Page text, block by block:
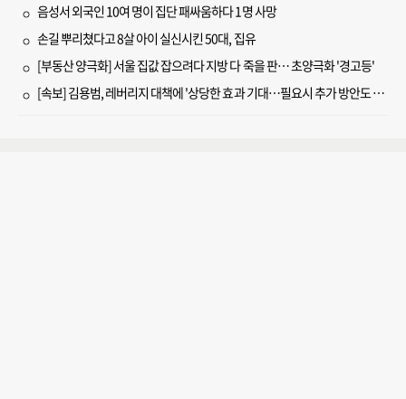
음성서 외국인 10여 명이 집단 패싸움하다 1명 사망
손길 뿌리쳤다고 8살 아이 실신시킨 50대, 집유
[부동산 양극화] 서울 집값 잡으려다 지방 다 죽을 판… 초양극화 '경고등'
[속보] 김용범, 레버리지 대책에 '상당한 효과 기대…필요시 추가 방안도 검토'